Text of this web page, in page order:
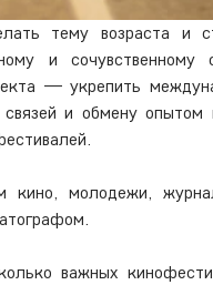
тему возраста и
и
— укрепить
связей и обмену
кино, молодежи,
важных